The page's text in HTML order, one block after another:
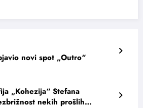
novi spot „Outro“
„Kohezija“ Stefana
nekih prošlih